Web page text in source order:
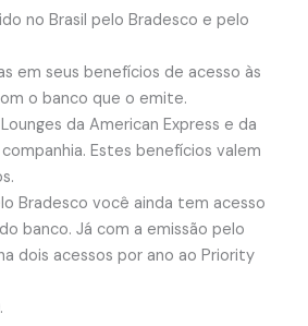
no Brasil pelo Bradesco e pelo
em seus benefícios de acesso às
o banco que o emite.
da American Express e da
Estes benefícios valem
Bradesco você ainda tem acesso
banco. Já com a emissão pelo
dois acessos por ano ao Priority